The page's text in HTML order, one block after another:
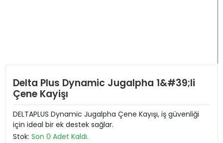
Delta Plus Dynamic Jugalpha 1&#39;li
Çene Kayişı
DELTAPLUS Dynamic Jugalpha Çene Kayışı, iş güvenliği
için ideal bir ek destek sağlar.
Stok: Son 0 Adet Kaldı.